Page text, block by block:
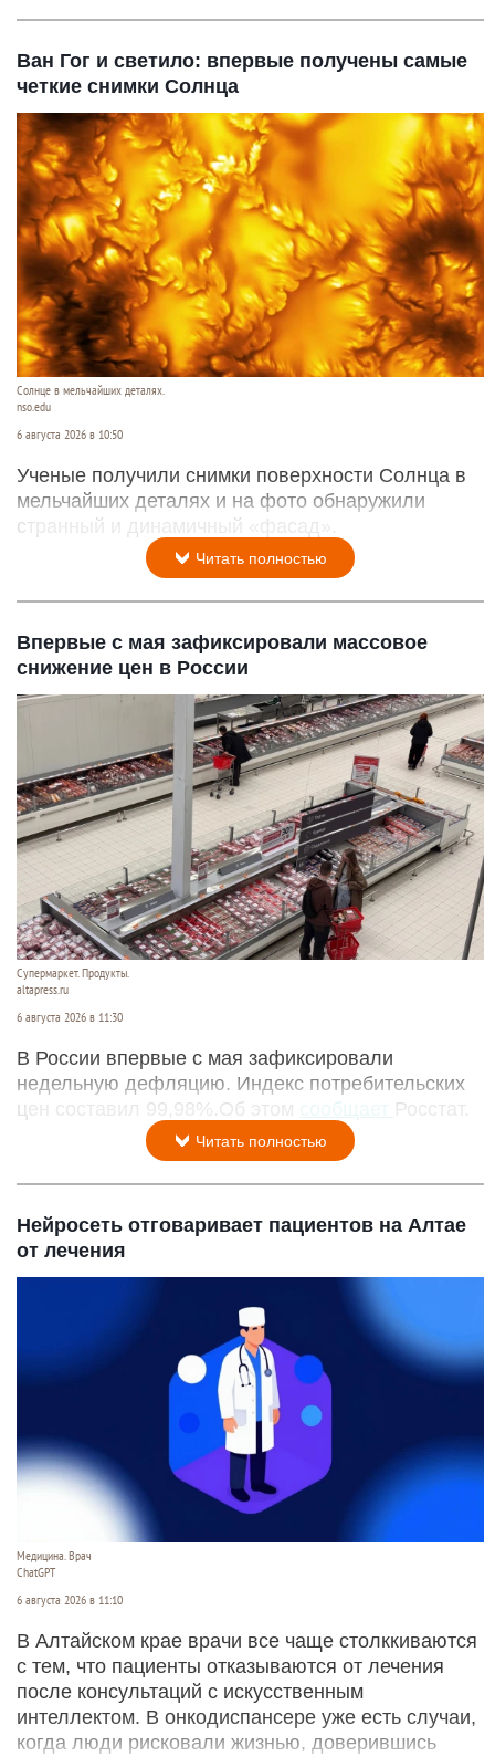
В России с 1 сентября стандартизируют билеты
на проезд в общественном транспорте.
Документы будут содержать единый перечень
обязательной информации, сообщают
РИА
Новости.
Читать полностью
Ван Гог и светило: впервые получены самые
четкие снимки Солнца
Солнце в мельчайших деталях.
Ученые получили снимки поверхности Солнца в
мельчайших деталях и на фото обнаружили
странный и динамичный «фасад».
Читать полностью
Впервые с мая зафиксировали массовое
снижение цен в России
Супермаркет. Продукты.
В России впервые с мая зафиксировали
недельную дефляцию. Индекс потребительских
цен составил 99,98%.Об этомсообщает Росстат.
Читать полностью
Нейросеть отговаривает пациентов на Алтае
от лечения